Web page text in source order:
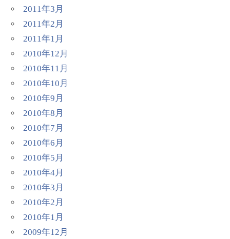
2011年3月
2011年2月
2011年1月
2010年12月
2010年11月
2010年10月
2010年9月
2010年8月
2010年7月
2010年6月
2010年5月
2010年4月
2010年3月
2010年2月
2010年1月
2009年12月